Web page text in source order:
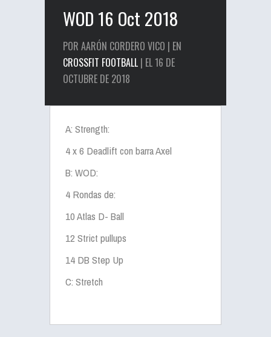
WOD 16 Oct 2018
POR AARÓN CORDERO VICO | EN
CROSSFIT FOOTBALL | EL 16 DE
OCTUBRE DE 2018
A: Strength:
4 x 6 Deadlift con barra Axel
B: WOD:
4 Rondas de:
10 Atlas D- Ball
12 Strict pullups
14 DB Step Up
C: Stretch